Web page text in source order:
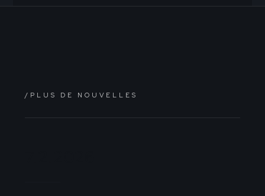
/PLUS DE NOUVELLES